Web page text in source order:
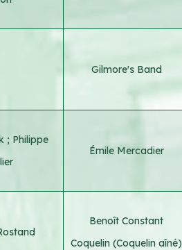
Gilmore's Band
; Philippe
Émile Mercadier
Benoît Constant
Coquelin (Coquelin aîné)